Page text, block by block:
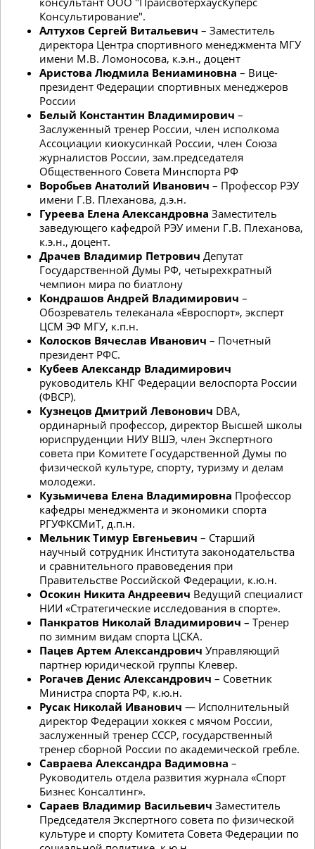
Консультирование".
Алтухов Сергей Витальевич – Заместитель
директора Центра спортивного менеджмента МГУ
имени М.В. Ломоносова, к.э.н., доцент
Аристова Людмила Вениаминовна – Вице-
президент Федерации спортивных менеджеров
России
Белый Константин Владимирович –
Заслуженный тренер России, член исполкома
Ассоциации киокусинкай России, член Союза
журналистов России, зам.председателя
Общественного Совета Минспорта РФ
Воробьев Анатолий Иванович – Профессор РЭУ
имени Г.В. Плеханова, д.э.н.
Гуреева Елена Александровна Заместитель
заведующего кафедрой РЭУ имени Г.В. Плеханова,
к.э.н., доцент.
Драчев Владимир Петрович Депутат
Государственной Думы РФ, четырехкратный
чемпион мира по биатлону
Кондрашов Андрей Владимирович –
Обозреватель телеканала «Евроспорт», эксперт
ЦСМ ЭФ МГУ, к.п.н.
Колосков Вячеслав Иванович – Почетный
президент РФС.
Кубеев Александр Владимирович
руководитель КНГ Федерации велоспорта России
(ФВСР).
Кузнецов Дмитрий Левонович DBA,
ординарный профессор, директор Высшей школы
юриспруденции НИУ ВШЭ, член Экспертного
совета при Комитете Государственной Думы по
физической культуре, спорту, туризму и делам
молодежи.
Кузьмичева Елена Владимировна Профессор
кафедры менеджмента и экономики спорта
РГУФКСМиТ, д.п.н.
Мельник Тимур Евгеньевич – Старший
научный сотрудник Института законодательства
и сравнительного правоведения при
Правительстве Российской Федерации, к.ю.н.
Осокин Никита Андреевич Ведущий специалист
НИИ «Стратегические исследования в спорте».
Панкратов Николай Владимирович – Тренер
по зимним видам спорта ЦСКА.
Пацев Артем Александрович Управляющий
партнер юридической группы Клевер.
Рогачев Денис Александрович – Советник
Министра спорта РФ, к.ю.н.
Русак Николай Иванович — Исполнительный
директор Федерации хоккея с мячом России,
заслуженный тренер СССР, государственный
тренер сборной России по академической гребле.
Савраева Александра Вадимовна –
Руководитель отдела развития журнала «Спорт
Бизнес Консалтинг».
Сараев Владимир Васильевич Заместитель
Председателя Экспертного совета по физической
культуре и спорту Комитета Совета Федерации по